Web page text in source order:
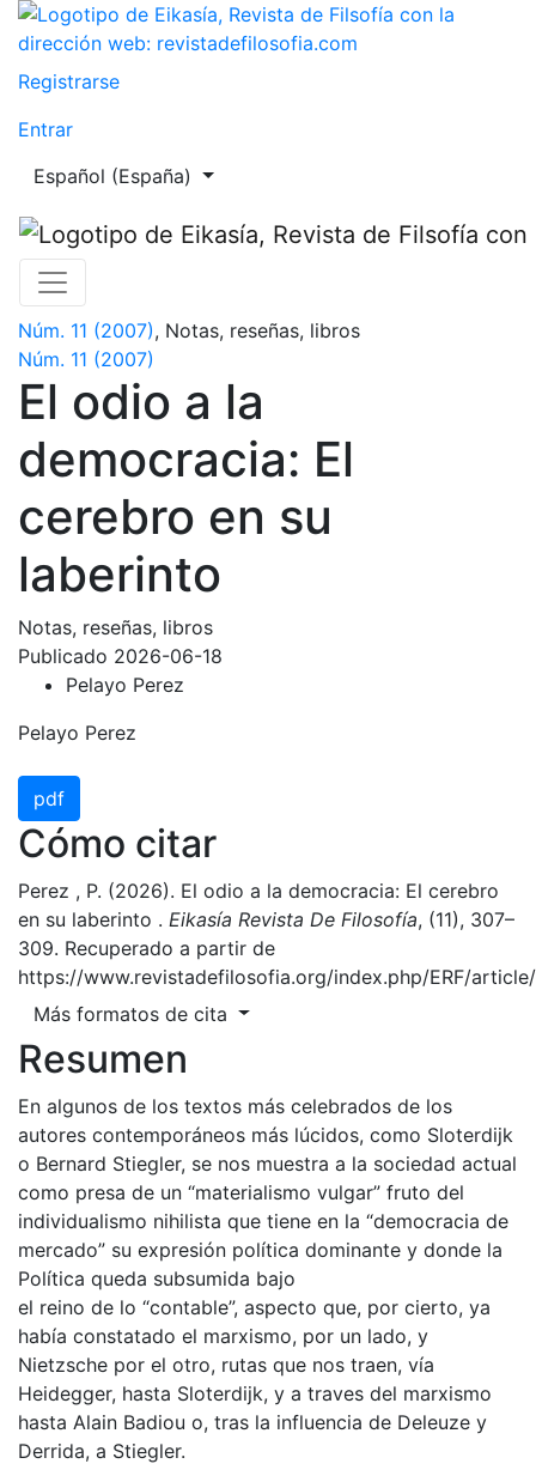
El odio a la democracia
Registrarse
Entrar
Cambiar el idioma. El actual es:
Español (España)
Núm. 11 (2007), Notas, reseñas, libros
Núm. 11 (2007)
El odio a la
democracia: El
cerebro en su
laberinto
Notas, reseñas, libros
Publicado 2026-06-18
Pelayo Perez
Pelayo Perez
pdf
Cómo citar
Perez , P. (2026). El odio a la democracia: El cerebro
en su laberinto . Eikasía Revista De Filosofía, (11), 307–
309. Recuperado a partir de
https://www.revistadefilosofia.org/index.php/ERF/
Más formatos de cita
Resumen
En algunos de los textos más celebrados de los
autores contemporáneos más lúcidos, como Sloterdijk
o Bernard Stiegler, se nos muestra a la sociedad actual
como presa de un “materialismo vulgar” fruto del
individualismo nihilista que tiene en la “democracia de
mercado” su expresión política dominante y donde la
Política queda subsumida bajo
el reino de lo “contable”, aspecto que, por cierto, ya
había constatado el marxismo, por un lado, y
Nietzsche por el otro, rutas que nos traen, vía
Heidegger, hasta Sloterdijk, y a traves del marxismo
hasta Alain Badiou o, tras la influencia de Deleuze y
Derrida, a Stiegler.